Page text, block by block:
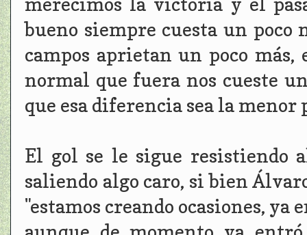
bueno siempre cuesta un poco
campos aprietan un poco
normal que fuera nos cueste
que esa diferencia sea la menor
El gol se le sigue resistiendo
saliendo algo caro, si bien
"estamos creando ocasiones,